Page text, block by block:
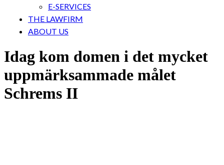
E-SERVICES
THE LAWFIRM
ABOUT US
Idag kom domen i det mycket
uppmärksammade målet
Schrems II